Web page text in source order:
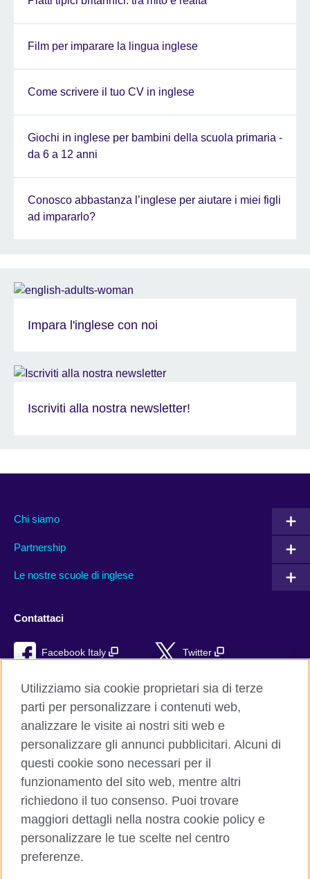
Film per imparare la lingua inglese
Come scrivere il tuo CV in inglese
Giochi in inglese per bambini della scuola primaria -
da 6 a 12 anni
Conosco abbastanza l’inglese per aiutare i miei figli
ad impararlo?
Impara l'inglese con noi
Iscriviti alla nostra newsletter!
Chi siamo
Partnership
Le nostre scuole di inglese
Contattaci
Facebook Italy Twitter
YouTube TikTok
RSS
British Council global
Privacy e condizioni d'uso
Cookie
Sitemap
Aiuto
Utilizziamo sia cookie proprietari sia di terze
parti per personalizzare i contenuti web,
analizzare le visite ai nostri siti web e
personalizzare gli annunci pubblicitari. Alcuni di
questi cookie sono necessari per il
funzionamento del sito web, mentre altri
richiedono il tuo consenso. Puoi trovare
maggiori dettagli nella nostra cookie policy e
personalizzare le tue scelte nel centro
preferenze.